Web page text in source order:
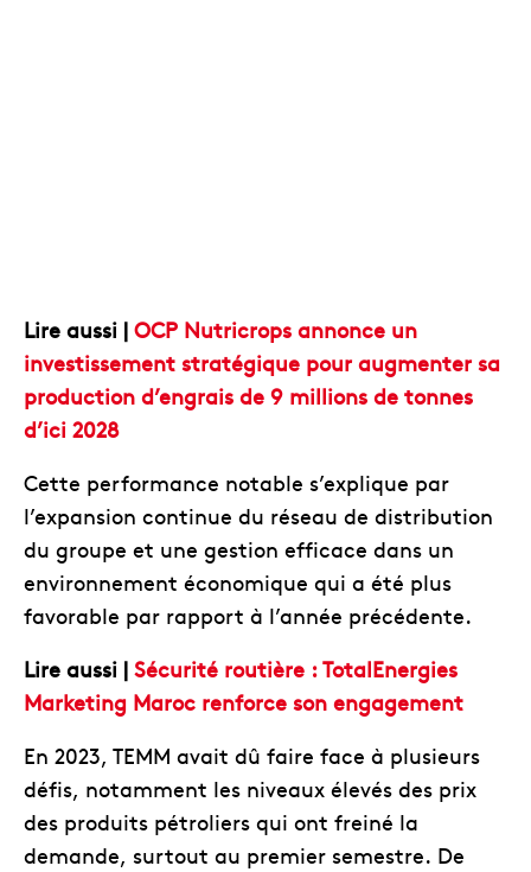
Lire aussi | OCP Nutricrops annonce un
investissement stratégique pour augmenter sa
production d’engrais de 9 millions de tonnes
d’ici 2028
Cette performance notable s’explique par
l’expansion continue du réseau de distribution
du groupe et une gestion efficace dans un
environnement économique qui a été plus
favorable par rapport à l’année précédente.
Lire aussi | Sécurité routière : TotalEnergies
Marketing Maroc renforce son engagement
En 2023, TEMM avait dû faire face à plusieurs
défis, notamment les niveaux élevés des prix
des produits pétroliers qui ont freiné la
demande, surtout au premier semestre. De